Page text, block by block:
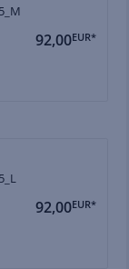
92,00EUR*
92,00EUR*